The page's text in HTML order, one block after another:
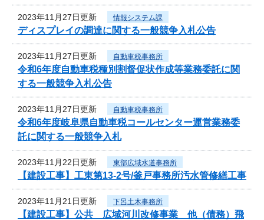
2023年11月27日更新 情報システム課
ディスプレイの調達に関する一般競争入札公告
2023年11月27日更新 自動車税事務所
令和6年度自動車税種別割督促状作成等業務委託に関
する一般競争入札公告
2023年11月27日更新 自動車税事務所
令和6年度岐阜県自動車税コールセンター運営業務委
託に関する一般競争入札
2023年11月22日更新 東部広域水道事務所
【建設工事】工東第13-2号/釜戸事務所汚水管修繕工事
2023年11月21日更新 下呂土木事務所
【建設工事】公共 広域河川改修事業 他（債務）飛